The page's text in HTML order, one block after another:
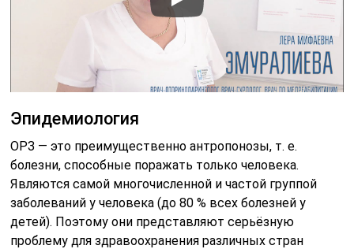
Эпидемиология
ОРЗ — это преимущественно антропонозы, т. е.
болезни, способные поражать только человека.
Являются самой многочисленной и частой группой
заболеваний у человека (до 80 % всех болезней у
детей). Поэтому они представляют серьёзную
проблему для здравоохранения различных стран